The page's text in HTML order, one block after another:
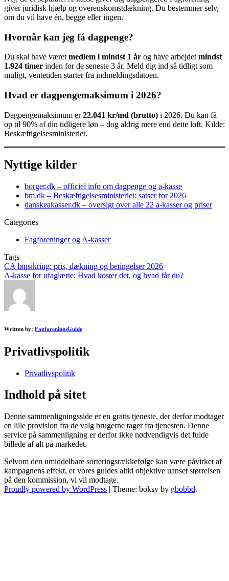
giver juridisk hjælp og overenskomstdækning. Du bestemmer selv,
om du vil have én, begge eller ingen.
Hvornår kan jeg få dagpenge?
Du skal have væretmedlem i mindst 1 år og have arbejdetmindst
1.924 timer inden for de seneste 3 år. Meld dig ind så tidligt som
muligt, ventetiden starter fra indmeldingsdatoen.
Hvad er dagpengemaksimum i 2026?
Dagpengemaksimum er22.041 kr/md (brutto) i 2026. Du kan få
op til 90% af din tidligere løn – dog aldrig mere end dette loft. Kilde:
Beskæftigelsesministeriet.
Nyttige kilder
borger.dk – officiel info om dagpenge og a-kasse
bm.dk – Beskæftigelsesministeriet: satser for 2026
danskeakasser.dk – oversigt over alle 22 a-kasser og priser
Categories
Fagforeninger og A-kasser
Tags
Post
navigation
CA lønsikring: pris, dækning og betingelser 2026
A-kasse for ufaglærte: Hvad koster det, og hvad får du?
Written by: FagforeningsGuide
Privatlivspolitik
Privatlivspolitik
Indhold på sitet
Denne sammenligningsside er en gratis tjeneste, der derfor modtager
en lille provision fra de valg brugerne tager fra tjenesten. Denne
service på sammenligning er derfor ikke nødvendigvis det fulde
billede af alt på markedet.
Selvom den umiddelbare sorteringsrækkefølge kan være påvirket af
kampagnens effekt, er vores guides altid objektive uanset størrelsen
på den kommission, vi vil modtage.
Proudly powered by WordPress | Theme: boksy by gbobbd.